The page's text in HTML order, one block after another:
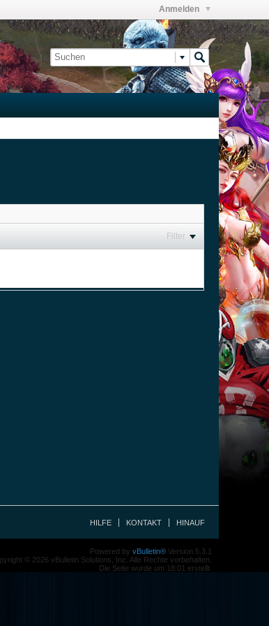
Anmelden
Filter
HILFE KONTAKT HINAUF
Powered by vBulletin® Version 5.3.1
© 2026 vBulletin Solutions, Inc. Alle Rechte vorbehalten.
Die Seite wurde um 18:01 erstellt.